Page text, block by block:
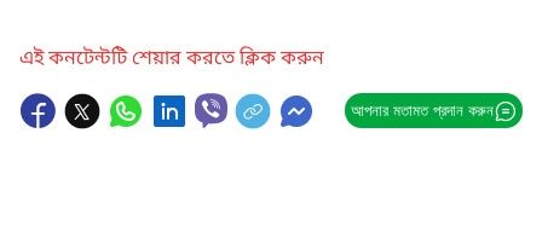
এই কনটেন্টটি শেয়ার করতে ক্লিক করুন
আপনার মতামত প্রদান করুন